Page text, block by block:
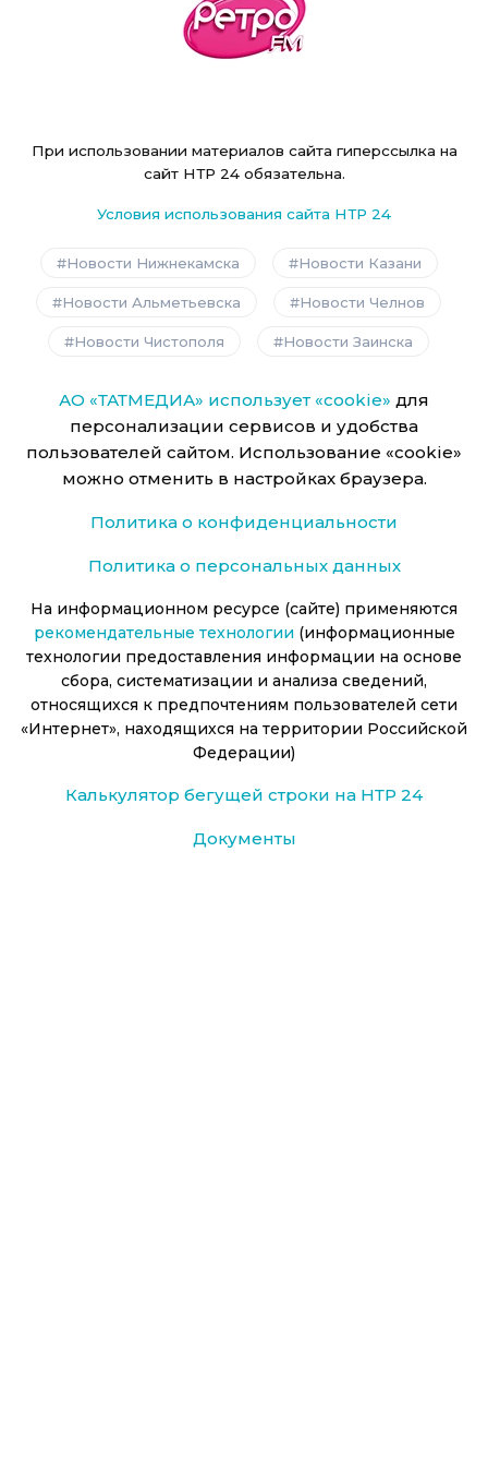
При использовании материалов сайта гиперссылка на
сайт НТР 24 обязательна.
Условия использования сайта НТР 24
Новости Нижнекамска Новости Казани
Новости Альметьевска Новости Челнов
Новости Чистополя Новости Заинска
АО «ТАТМЕДИА» использует «cookie» для
персонализации сервисов и удобства
пользователей сайтом. Использование «cookie»
можно отменить в настройках браузера.
Политика о конфиденциальности
Политика о персональных данных
На информационном ресурсе (сайте) применяются
рекомендательные технологии (информационные
технологии предоставления информации на основе
сбора, систематизации и анализа сведений,
относящихся к предпочтениям пользователей сети
«Интернет», находящихся на территории Российской
Федерации)
Калькулятор бегущей строки на НТР 24
Документы